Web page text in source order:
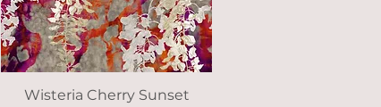
Vista rápida
Wisteria Cherry Sunset